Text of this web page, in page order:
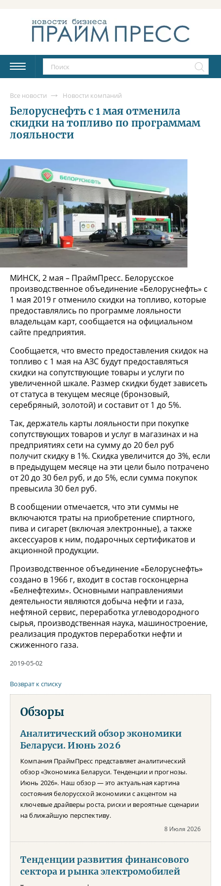
Все новости Новости компаний
Белоруснефть с 1 мая отменила
скидки на топливо по программам
лояльности
МИНСК, 2 мая – ПраймПресс. Белорусское
производственное объединение «Белоруснефть» с
1 мая 2019 г отменило скидки на топливо, которые
предоставлялись по программе лояльности
владельцам карт, сообщается на официальном
сайте предприятия.
Сообщается, что вместо предоставления скидок на
топливо с 1 мая на АЗС будут предоставляться
скидки на сопутствующие товары и услуги по
увеличенной шкале. Размер скидки будет зависеть
от статуса в текущем месяце (бронзовый,
серебряный, золотой) и составит от 1 до 5%.
Так, держатель карты лояльности при покупке
сопутствующих товаров и услуг в магазинах и на
предприятиях сети на сумму до 20 бел руб
получит скидку в 1%. Скидка увеличится до 3%, если
в предыдущем месяце на эти цели было потрачено
от 20 до 30 бел руб, и до 5%, если сумма покупок
превысила 30 бел руб.
В сообщении отмечается, что эти суммы не
включаются траты на приобретение спиртного,
пива и сигарет (включая электронные), а также
аксессуаров к ним, подарочных сертификатов и
акционной продукции.
Производственное объединение «Белоруснефть»
создано в 1966 г, входит в состав госконцерна
«Белнефтехим». Основными направлениями
деятельности являются добыча нефти и газа,
нефтяной сервис, переработка углеводородного
сырья, производственная наука, машиностроение,
реализация продуктов переработки нефти и
сжиженного газа.
2019-05-02
Возврат к списку
Обзоры
Аналитический обзор экономики
Беларуси. Июнь 2026
Компания ПраймПресс представляет аналитический
обзор «Экономика Беларуси. Тенденции и прогнозы.
Июнь 2026». Наш обзор — это актуальная картина
состояния белорусской экономики с акцентом на
ключевые драйверы роста, риски и вероятные сценарии
на ближайшую перспективу.
8 Июля 2026
Тенденции развития финансового
сектора и рынка электромобилей